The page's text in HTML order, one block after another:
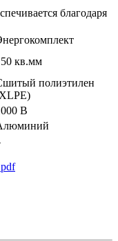
благодаря
кв.мм
полиэтилен
В